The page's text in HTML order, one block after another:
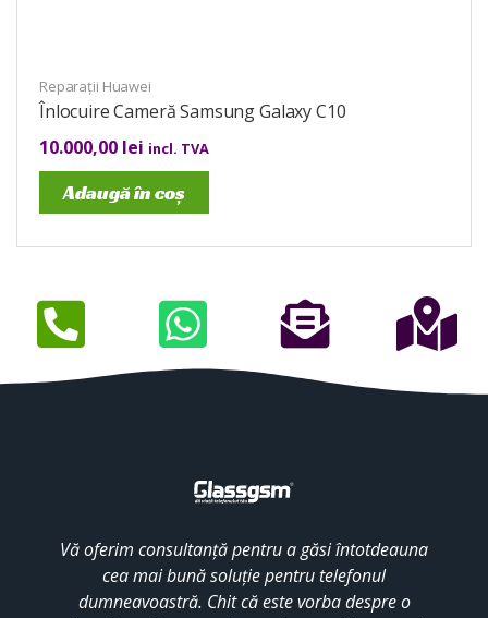
Reparații Huawei
Înlocuire Cameră Samsung Galaxy C10
10.000,00 lei incl. TVA
Adaugă în coș
Vă oferim consultanță pentru a găsi întotdeauna
cea mai bună soluție pentru telefonul
dumneavoastră. Chit că este vorba despre o